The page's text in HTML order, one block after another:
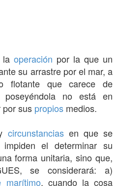
la operación por la que un
su arrastre por el mar, a
flotante que carece de
poseyéndola no está en
por sus propios medios.
circunstanciasen que se
el determinar su
forma unitaria, sino que,
se considerará: a)
marítimo, cuando la cosa